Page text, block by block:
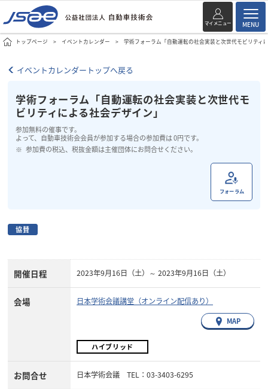
マイメニュー MENU
トップページ イベントカレンダー 学術フォーラム「自動運転の社会実装と次世代モビリティ
イベントカレンダートップへ戻る
学術フォーラム「自動運転の社会実装と次世代モ
ビリティによる社会デザイン」
参加無料の催事です。
よって、自動車技術会会員が参加する場合の参加費は 0円です。
参加費の税込、税抜金額は主催団体にお問合せください。
フォーラム
協賛
開催日程 2023年9月16日（土）～ 2023年9月16日（土）
会場 日本学術会議講堂（オンライン配信あり）
MAP
ハイブリッド
お問合せ 日本学術会議 TEL：03-3403-6295